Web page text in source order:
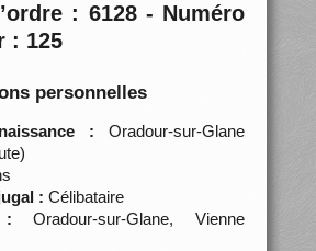
: 6128 - Numéro
: 125
personnelles
: Oradour-sur-Glane
: Célibataire
: Oradour-sur-Glane, Vienne